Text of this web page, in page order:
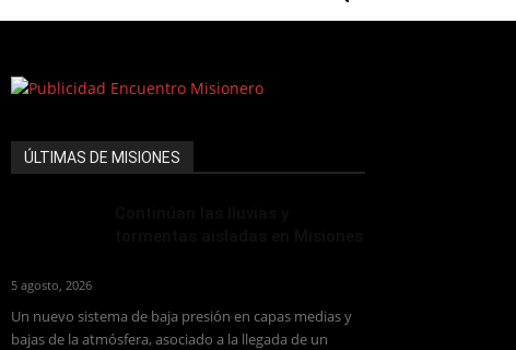
ÚLTIMAS DE MISIONES
5 agosto, 2026
Un nuevo sistema de baja presión en capas medias y
bajas de la atmósfera, asociado a la llegada de un